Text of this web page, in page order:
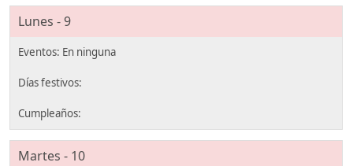
Lunes - 9
Martes - 10